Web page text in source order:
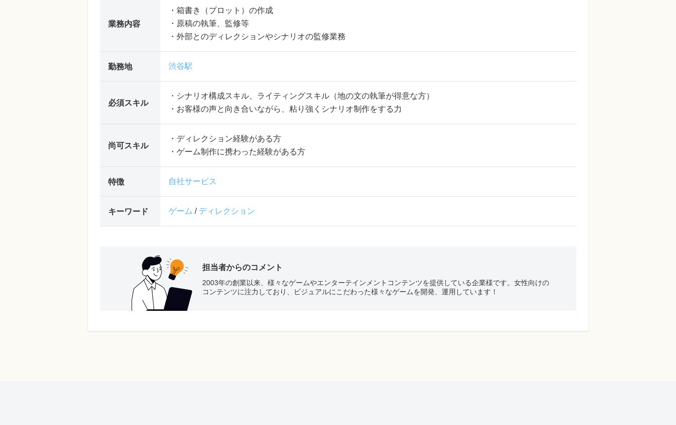
業務内容
・箱書き（プロット）の作成
・原稿の執筆、監修等
・外部とのディレクションやシナリオの監修業務
勤務地 渋谷駅
必須スキル
・シナリオ構成スキル、ライティングスキル（地の文の執筆が得意な方）
・お客様の声と向き合いながら、粘り強くシナリオ制作をする力
尚可スキル
・ディレクション経験がある方
・ゲーム制作に携わった経験がある方
特徴 自社サービス
キーワード ゲーム / ディレクション
担当者からのコメント
2003年の創業以来、様々なゲームやエンターテインメントコンテンツを提供している企業様です。女性向けの
コンテンツに注力しており、ビジュアルにこだわった様々なゲームを開発、運用しています！